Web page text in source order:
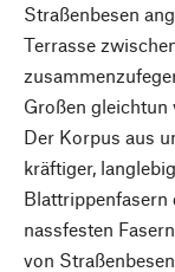
Straßenbesen
Terrasse
Großen gleichtun
Der Korpus aus
kräftiger,
Blattrippenfasern
nassfesten
von